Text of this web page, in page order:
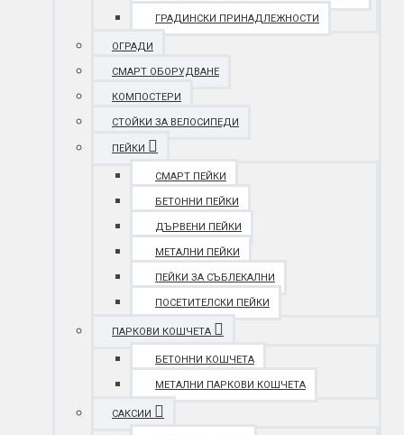
ГРАДИНСКИ ПРИНАДЛЕЖНОСТИ
ОГРАДИ
СМАРТ ОБОРУДВАНЕ
КОМПОСТЕРИ
СТОЙКИ ЗА ВЕЛОСИПЕДИ
ПЕЙКИ
СМАРТ ПЕЙКИ
БЕТОННИ ПЕЙКИ
ДЪРВЕНИ ПЕЙКИ
МЕТАЛНИ ПЕЙКИ
ПЕЙКИ ЗА СЪБЛЕКАЛНИ
ПОСЕТИТЕЛСКИ ПЕЙКИ
ПАРКОВИ КОШЧЕТА
БЕТОННИ КОШЧЕТА
МЕТАЛНИ ПАРКОВИ КОШЧЕТА
САКСИИ